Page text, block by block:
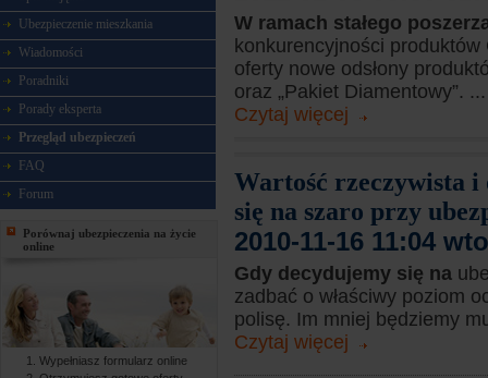
Ubezpieczenie mieszkania
Wiadomości
Poradniki
Porady eksperta
Przegląd ubezpieczeń
FAQ
Forum
Porównaj ubezpieczenia na życie
online
Wypełniasz formularz online
W ramach stałego
konkurencyjności
oferty nowe odsłony
oraz „Pakiet Diamentowy”. ...
Czytaj więcej
Wartość rzeczywista
się na szaro przy
2010-11-16 11:04
Gdy decydujemy się na
zadbać o właściwy poziom
polisę. Im mniej będziemy
Czytaj więcej